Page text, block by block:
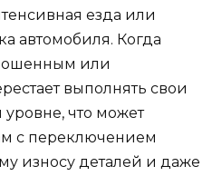
езда или
автомобиля. Когда
или
выполнять свои
что может
с переключением
износу деталей и даже